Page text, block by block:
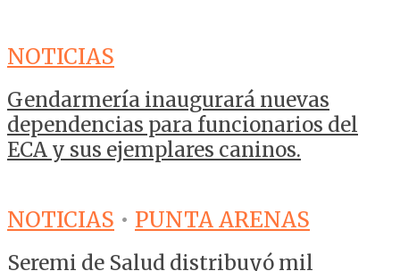
NOTICIAS
Gendarmería inaugurará nuevas
dependencias para funcionarios del
ECA y sus ejemplares caninos.
NOTICIAS • PUNTA ARENAS
Seremi de Salud distribuyó mil